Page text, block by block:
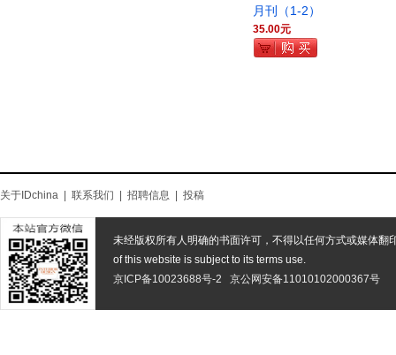
月刊（1-2）
35.00元
关于IDchina 联系我们 招聘信息 投稿
未经版权所有人明确的书面许可，不得以任何方式或媒体翻
of this website is subject to its terms use.
京ICP备10023688号-2
京公网安备11010102000367号